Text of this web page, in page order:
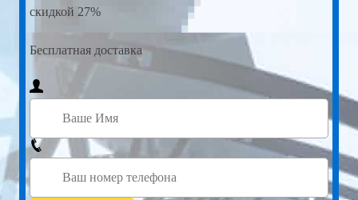
скидкой 27%
Бесплатная доставка